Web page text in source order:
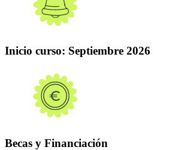
Inicio curso: Septiembre 2026
Becas y Financiación